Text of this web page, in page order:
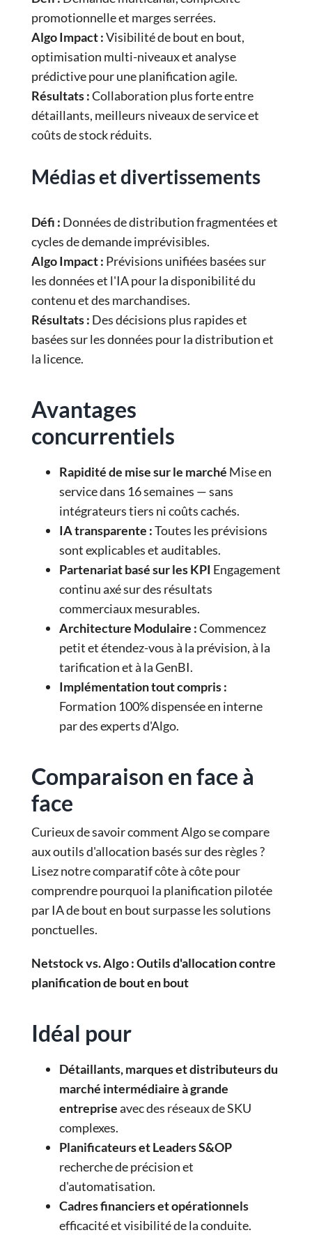
promotionnelle et marges serrées.
Algo Impact :Visibilité de bout en bout,
optimisation multi-niveaux et analyse
prédictive pour une planification agile.
Résultats :Collaboration plus forte entre
détaillants, meilleurs niveaux de service et
coûts de stock réduits.
Médias et divertissements
Défi : Données de distribution fragmentées et
cycles de demande imprévisibles.
Algo Impact : Prévisions unifiées basées sur
les données et l'IA pour la disponibilité du
contenu et des marchandises.
Résultats : Des décisions plus rapides et
basées sur les données pour la distribution et
la licence.
Avantages
concurrentiels
Rapidité de mise sur le marché Mise en
service dans 16 semaines — sans
intégrateurs tiers ni coûts cachés.
IA transparente :Toutes les prévisions
sont explicables et auditables.
Partenariat basé sur les KPI Engagement
continu axé sur des résultats
commerciaux mesurables.
Architecture Modulaire :Commencez
petit et étendez-vous à la prévision, à la
tarification et à la GenBI.
Implémentation tout compris :
Formation 100% dispensée en interne
par des experts d'Algo.
Comparaison en face à
face
Curieux de savoir comment Algo se compare
aux outils d'allocation basés sur des règles ?
Lisez notre comparatif côte à côte pour
comprendre pourquoi la planification pilotée
par IA de bout en bout surpasse les solutions
ponctuelles.
Netstock vs. Algo : Outils d'allocation contre
planification de bout en bout
Idéal pour
Détaillants, marques et distributeurs du
marché intermédiaire à grande
entrepriseavec des réseaux de SKU
complexes.
Planificateurs et Leaders S&OP
recherche de précision et
d'automatisation.
Cadres financiers et opérationnels
efficacité et visibilité de la conduite.